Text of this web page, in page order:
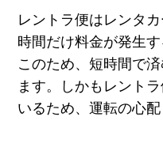
レントラ便はレンタ
時間だけ料金が発生す
このため、短時間で
ます。しかもレント
いるため、運転の心配